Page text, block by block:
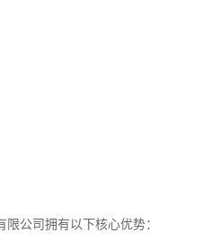
公司拥有以下核心优势：